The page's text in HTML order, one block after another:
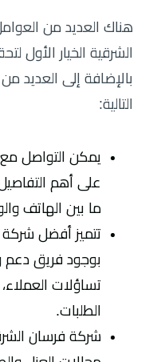
هناك العديد من
الشرقية الخيار الأول
بالإضافة إلى العديد
التالية:
يمكن التواصل مع
على أهم
ما بين الهاتف
تتميز أفضل شركة
بوجود فريق دعم
تساؤلات
الطلبات.
شركة فرسان